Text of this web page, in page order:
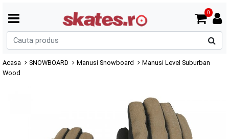
0
Acasa SNOWBOARD Manusi Snowboard
Manusi Level Suburban
Wood